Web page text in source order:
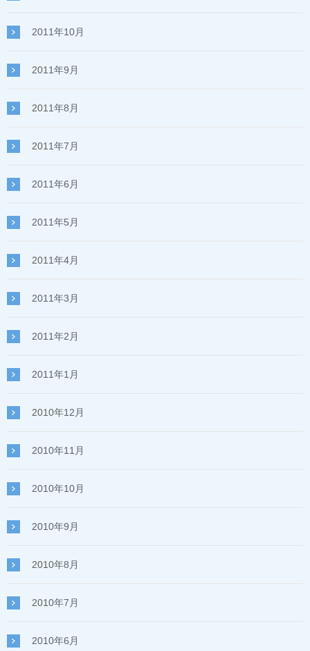
2011年10月
2011年9月
2011年8月
2011年7月
2011年6月
2011年5月
2011年4月
2011年3月
2011年2月
2011年1月
2010年12月
2010年11月
2010年10月
2010年9月
2010年8月
2010年7月
2010年6月